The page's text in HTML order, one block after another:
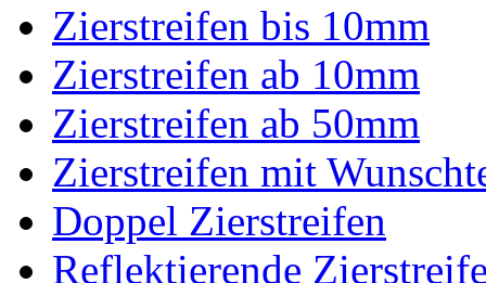
Zierstreifen bis 10mm
Zierstreifen ab 10mm
Zierstreifen ab 50mm
Zierstreifen mit
Doppel Zierstreifen
Reflektierende